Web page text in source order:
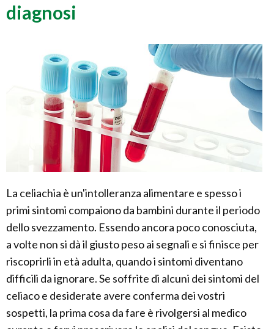
diagnosi
La celiachia è un'intolleranza alimentare e spesso i
primi sintomi compaiono da bambini durante il periodo
dello svezzamento. Essendo ancora poco conosciuta,
a volte non si dà il giusto peso ai segnali e si finisce per
riscoprirli in età adulta, quando i sintomi diventano
difficili da ignorare. Se soffrite di alcuni dei sintomi del
celiaco e desiderate avere conferma dei vostri
sospetti, la prima cosa da fare è rivolgersi al medico